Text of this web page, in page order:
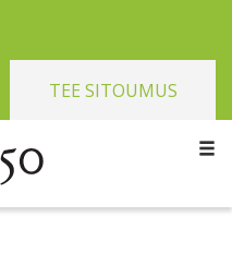
TEE SITOUMUS